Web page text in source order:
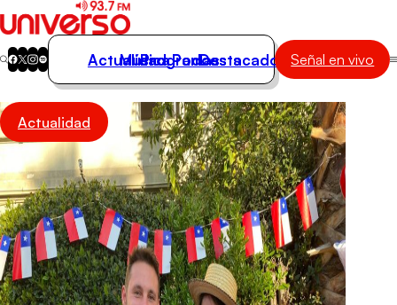
Actualidad
Música
Programas
Podcasts
Destacados
Actualidad
Música
Programas
Podcasts
Destacados Señal en vivo
Actualidad